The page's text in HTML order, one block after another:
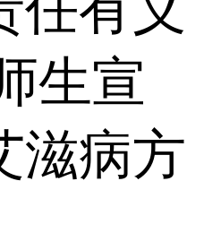
生宣
滋病方